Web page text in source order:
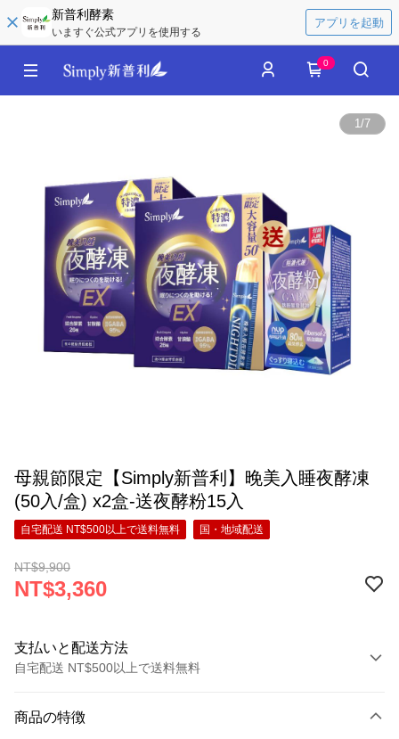
新普利酵素
いますぐ公式アプリを使用する
アプリを起動
0
1/7
母親節限定【Simply新普利】晚美入睡夜酵凍
(50入/盒) x2盒-送夜酵粉15入
自宅配送 NT$500以上で送料無料 国・地域配送
NT$9,900
NT$3,360
支払いと配送方法
自宅配送 NT$500以上で送料無料
クレジットカード1回払い
商品の特徴